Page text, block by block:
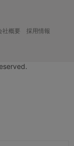
社概要
採用情報